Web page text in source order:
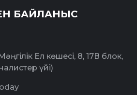
БАЙЛАНЫС
Ел көшесі, 8, 17В блок,
үйі)